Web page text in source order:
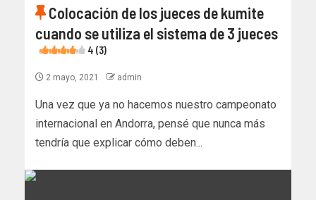
Colocación de los jueces de kumite
cuando se utiliza el sistema de 3 jueces
4 (3)
2 mayo, 2021 admin
Una vez que ya no hacemos nuestro campeonato
internacional en Andorra, pensé que nunca más
tendría que explicar cómo deben...